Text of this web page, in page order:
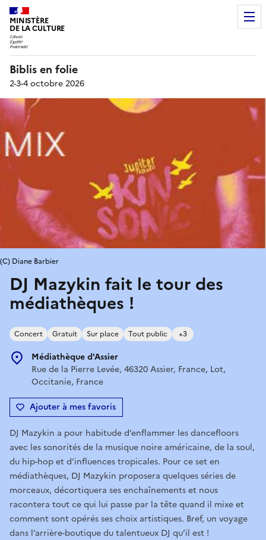
MINISTÈRE
DE LA CULTURE
Biblis en folie
2-3-4 octobre 2026
DJ Mazykin fait le tour des
médiathèques !
Concert Gratuit Sur place Tout public +3
Médiathèque d'Assier
Rue de la Pierre Levée, 46320 Assier, France, Lot,
Occitanie, France
Ajouter à mes favoris
(C) Diane Barbier
DJ Mazykin a pour habitude d’enflammer les dancefloors
avec les sonorités de la musique noire américaine, de la soul,
du hip-hop et d’influences tropicales. Pour ce set en
médiathèques, DJ Mazykin proposera quelques séries de
morceaux, décortiquera ses enchaînements et nous
racontera tout ce qui lui passe par la tête quand il mixe et
comment sont opérés ses choix artistiques. Bref, un voyage
dans l’arrière-boutique du talentueux DJ qu’il est !